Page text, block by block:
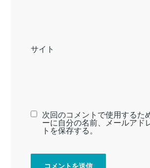
サイト
次回のコメントで使用するた
ーに自分の名前、メールアド
トを保存する。